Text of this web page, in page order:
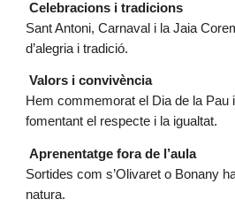
Celebracions i tradicions
Sant Antoni, Carnaval i la Jaia
d’alegria i tradició.
Valors i convivència
Hem commemorat el Dia de la Pau
fomentant el respecte i la igualtat.
Aprenentatge fora de l’aula
Sortides com s’Olivaret o Bonany
natura.